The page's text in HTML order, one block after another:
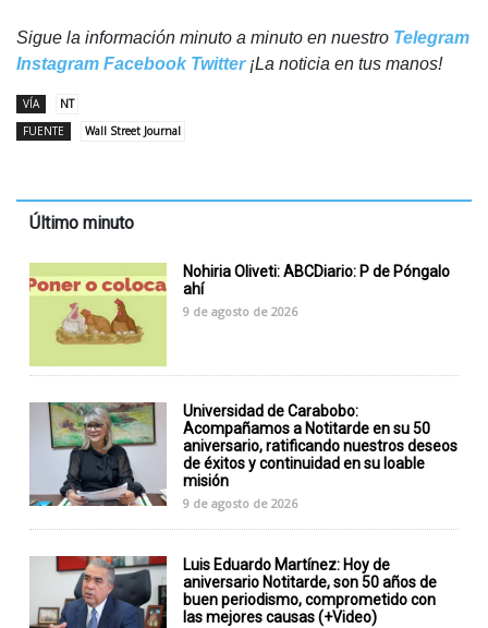
Sigue la información minuto a minuto en nuestro Telegram
Instagram Facebook Twitter¡La noticia en tus manos!
VÍA
NT
FUENTE
Wall Street Journal
Último minuto
​​Nohiria Oliveti: ABCDiario: P de Póngalo
ahí
9 de agosto de 2026
Universidad de Carabobo:
Acompañamos a Notitarde en su 50
aniversario, ratificando nuestros deseos
de éxitos y continuidad en su loable
misión
9 de agosto de 2026
Luis Eduardo Martínez: Hoy de
aniversario Notitarde, son 50 años de
buen periodismo, comprometido con
las mejores causas (+Video)